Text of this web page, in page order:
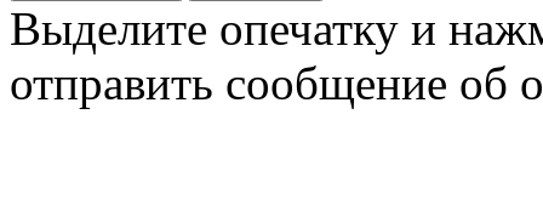
Выделите опечатку и
отправить сообщение об